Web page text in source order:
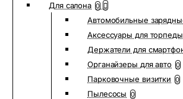
Для салона 0
Автомобильные
Аксессуары для
Держатели для
Органайзеры для авто 0
Парковочные визитки 0
Пылесосы 0